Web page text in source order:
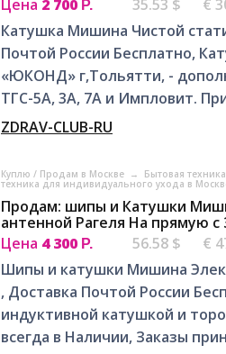
Цена 2 700 Р. 35.53 $
€
Катушка Мишина Чистой
Почтой России Бесплатно,
«ЮКОНД» г,Тольятти, -
ТГС-5А, 3А, 7А и Импловит.
ZDRAV-CLUB-RU
Куплю / Продам в Москве → Бытовая
техника для индивидуального ухода в
Продам: шипы и Катушки
антенной Рагеля На прямую с
Цена 4 300 Р. 56.58 $
€
Шипы и катушки Мишина
, Доставка Почтой России
индуктивной катушкой и
всегда в Наличии, Заказы